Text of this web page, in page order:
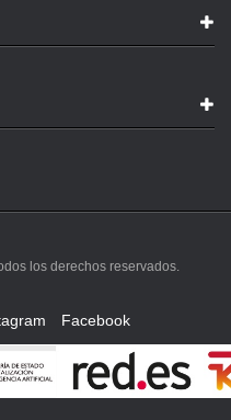
los derechos reservados.
Facebook